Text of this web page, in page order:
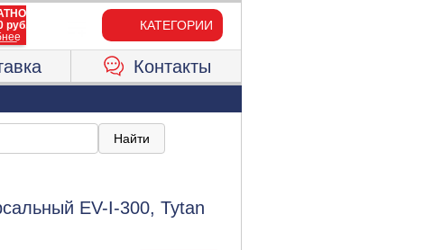
КАТЕГОРИИ
Контакты
EV-I-300, Tytan